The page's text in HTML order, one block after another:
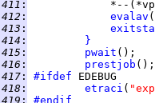
411 :
*--
412 :
evalav
413 :
414 :
}
415 : pwait
416 :
prestjob
417 : #ifdef
418 : etraci (
419 :
#endif